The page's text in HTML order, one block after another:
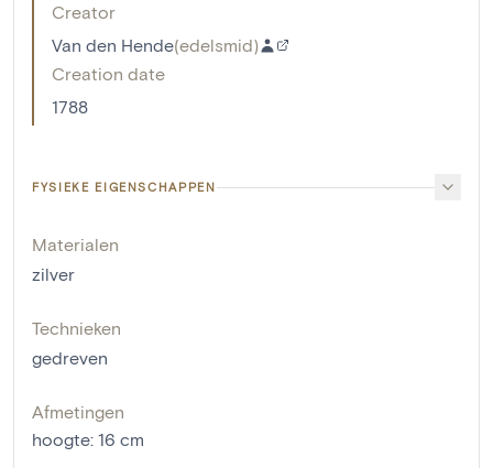
Creator
Van den Hende(edelsmid)
Creation date
1788
FYSIEKE EIGENSCHAPPEN
Materialen
zilver
Technieken
gedreven
Afmetingen
hoogte: 16 cm